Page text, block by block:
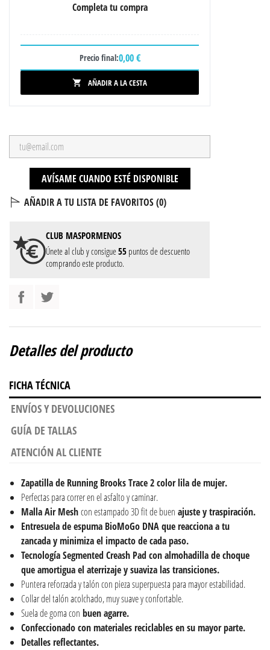
Completa tu compra
Precio final:0,00 €
 AÑADIR A LA CESTA
AVÍSAME CUANDO ESTÉ DISPONIBLE
AÑADIR A TU LISTA DE FAVORITOS (0)
CLUB MASPORMENOS
Únete al club y consigue55 puntos de descuento
comprando este producto.
Detalles del producto
FICHA TÉCNICA
ENVÍOS Y DEVOLUCIONES
GUÍA DE TALLAS
ATENCIÓN AL CLIENTE
Zapatilla de Running Brooks Trace 2 color lila de mujer.
Perfectas para correr en el asfalto y caminar.
Malla Air Meshcon estampado 3D fit de buen ajuste y traspiración.
Entresuela de espuma BioMoGo DNAque reacciona a tu
zancada y minimiza el impacto de cada paso.
Tecnología Segmented Creash Pad con almohadilla de choque
que amortigua el aterrizaje y suaviza las transiciones.
Puntera reforzada y talón con pieza superpuesta para mayor estabilidad.
Collar del talón acolchado, muy suave y confortable.
Suela de goma con buenagarre.
Confeccionado con materiales reciclables en su mayor parte.
Detalles reflectantes.